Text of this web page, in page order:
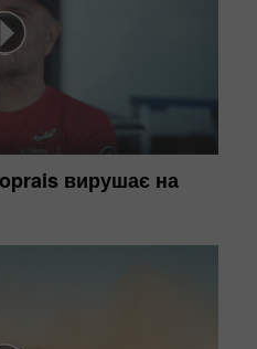
вирушає на